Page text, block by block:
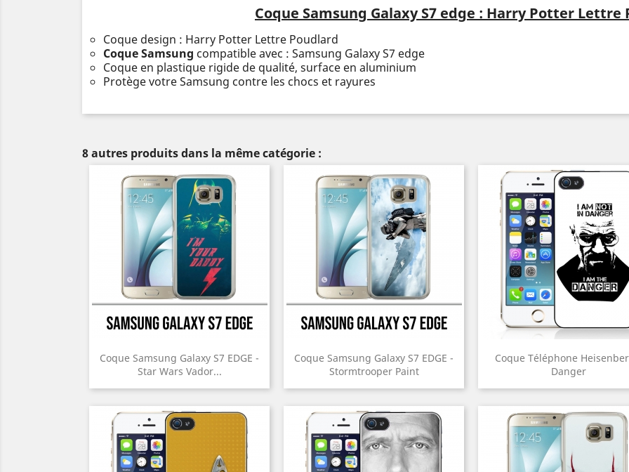
Coque Samsung Galaxy S7 edge : Harry Potter Lettre
Coque design : Harry Potter Lettre Poudlard
Coque Samsung compatible avec : Samsung Galaxy S7 edge
Coque en plastique rigide de qualité, surface en aluminium
Protège votre Samsung contre les chocs et rayures
8 autres produits dans la même catégorie :
Coque Samsung Galaxy S7 EDGE -
Star Wars Vador...
Coque Samsung Galaxy S7 EDGE -
Stormtrooper Paint
Coque Téléphone
Danger